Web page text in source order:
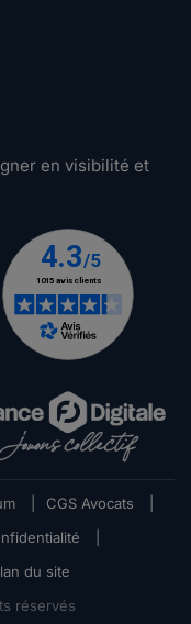
en visibilité et
CGS Avocats
du site
réservés